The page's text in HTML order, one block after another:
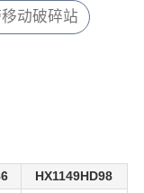
动破碎站
HX1149HD98